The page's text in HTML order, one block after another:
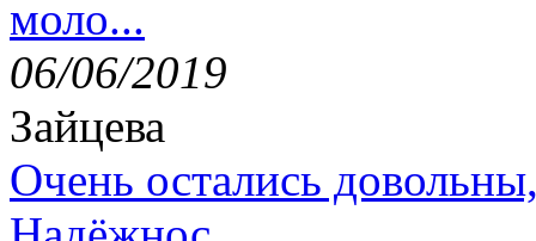
моло...
06/06/2019
Зайцева
Очень остались